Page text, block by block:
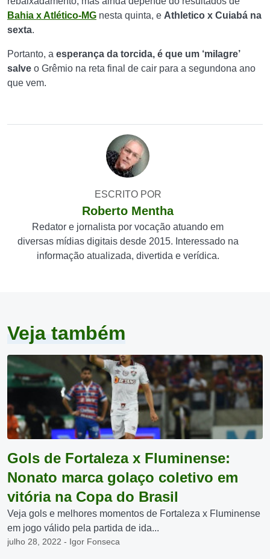
Bahia x Atlético-MG nesta quinta, e Athletico x Cuiabá na
sexta.
Portanto, a esperança da torcida, é que um ‘milagre’
salve o Grêmio na reta final de cair para a segundona ano
que vem.
ESCRITO POR
Roberto Mentha
Redator e jornalista por vocação atuando em
diversas mídias digitais desde 2015. Interessado na
informação atualizada, divertida e verídica.
Veja também
Gols de Fortaleza x Fluminense:
Nonato marca golaço coletivo em
vitória na Copa do Brasil
Veja gols e melhores momentos de Fortaleza x Fluminense
em jogo válido pela partida de ida...
julho 28, 2022 - Igor Fonseca